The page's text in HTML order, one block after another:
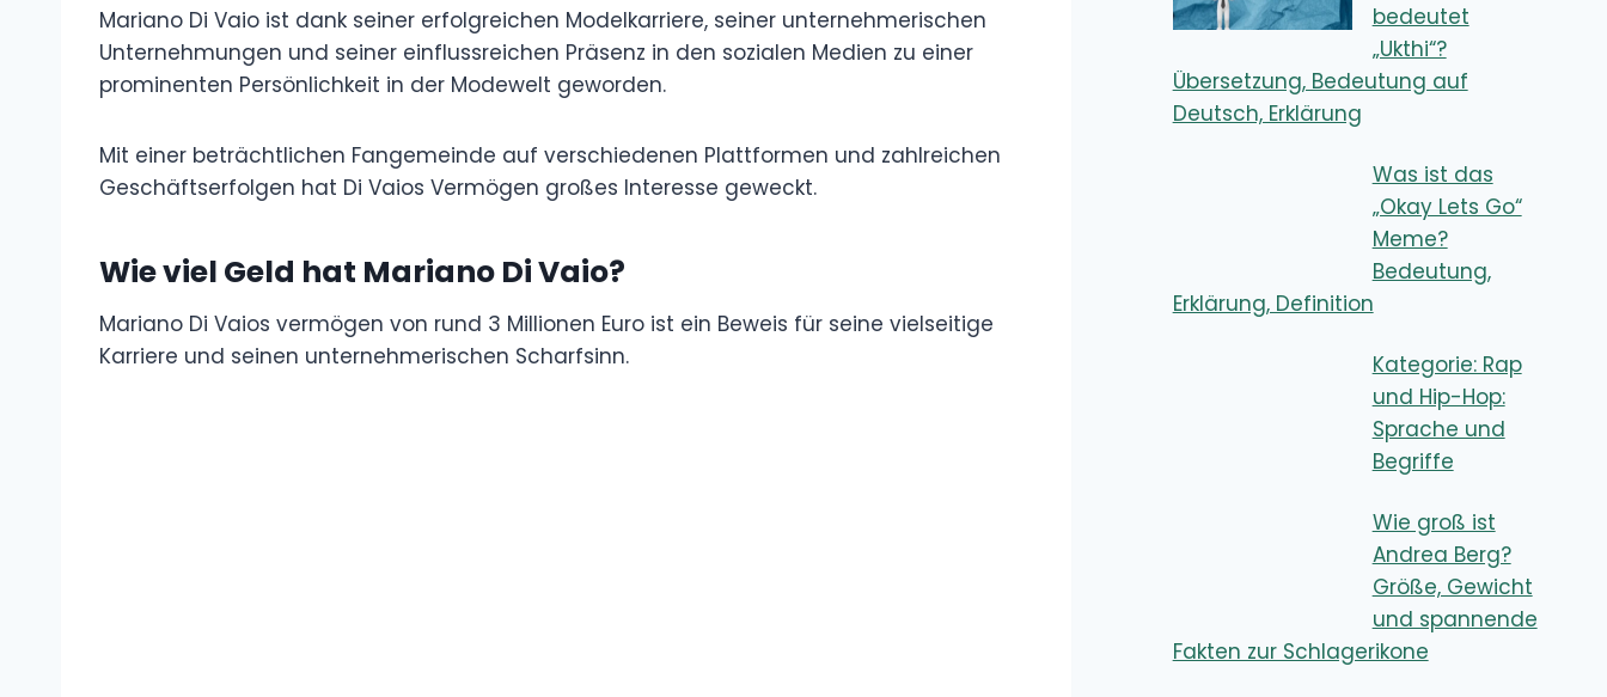
Mariano Di Vaio ist dank seiner erfolgreichen Modelkarriere, seiner unternehmerischen
Unternehmungen und seiner einflussreichen Präsenz in den sozialen Medien zu einer
prominenten Persönlichkeit in der Modewelt geworden.
Mit einer beträchtlichen Fangemeinde auf verschiedenen Plattformen und zahlreichen
Geschäftserfolgen hat Di Vaios Vermögen großes Interesse geweckt.
Wie viel Geld hat Mariano Di Vaio?
Mariano Di Vaios vermögen von rund 3 Millionen Euro ist ein Beweis für seine vielseitige
Karriere und seinen unternehmerischen Scharfsinn.
bedeutet
„Ukthi“?
Übersetzung, Bedeutung auf
Deutsch, Erklärung
Was ist das
„Okay Lets Go“
Meme?
Bedeutung,
Erklärung, Definition
Kategorie: Rap
und Hip-Hop:
Sprache und
Begriffe
Wie groß ist
Andrea Berg?
Größe, Gewicht
und spannende
Fakten zur Schlagerikone